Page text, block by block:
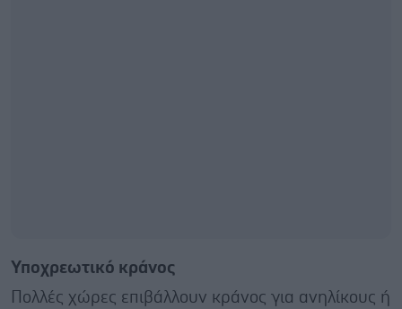
Υποχρεωτικό κράνος
Πολλές χώρες επιβάλλουν κράνος για ανηλίκους ή